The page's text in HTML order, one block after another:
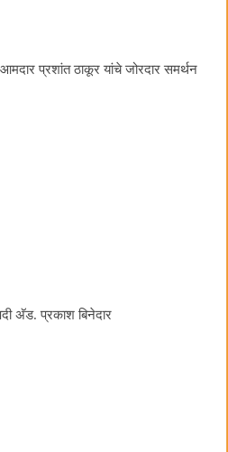
आमदार प्रशांत ठाकूर यांचे जोरदार समर्थन
अ‍ॅड. प्रकाश बिनेदार